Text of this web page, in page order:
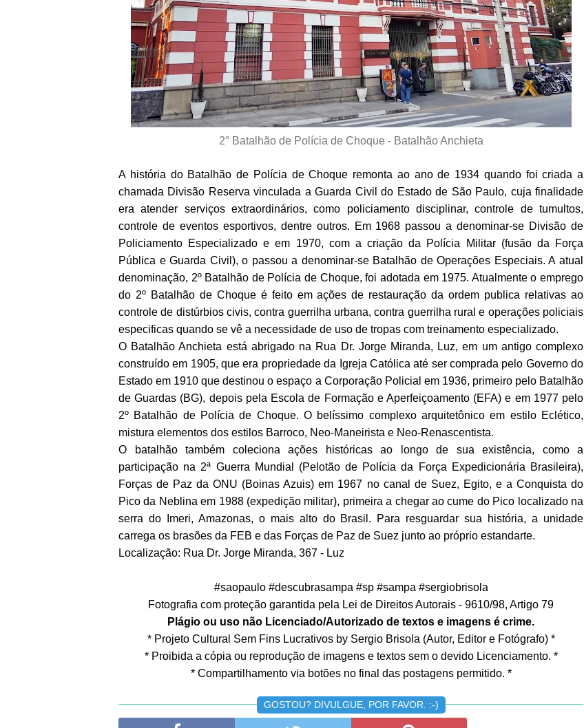
2° Batalhão de Polícia de Choque - Batalhão Anchieta
A história do Batalhão de Polícia de Choque remonta ao ano de 1934 quando foi criada a
chamada Divisão Reserva vinculada a Guarda Civil do Estado de São Paulo, cuja finalidade
era atender serviços extraordinários, como policiamento disciplinar, controle de tumultos,
controle de eventos esportivos, dentre outros. Em 1968 passou a denominar-se Divisão de
Policiamento Especializado e em 1970, com a criação da Polícia Militar (fusão da Força
Pública e Guarda Civil), o passou a denominar-se Batalhão de Operações Especiais. A atual
denominação, 2º Batalhão de Polícia de Choque, foi adotada em 1975. Atualmente o emprego
do 2º Batalhão de Choque é feito em ações de restauração da ordem publica relativas ao
controle de distúrbios civis, contra guerrilha urbana, contra guerrilha rural e operações policiais
especificas quando se vê a necessidade de uso de tropas com treinamento especializado.
O Batalhão Anchieta está abrigado na Rua Dr. Jorge Miranda, Luz, em um antigo complexo
construído em 1905, que era propriedade da Igreja Católica até ser comprada pelo Governo do
Estado em 1910 que destinou o espaço a Corporação Policial em 1936, primeiro pelo Batalhão
de Guardas (BG), depois pela Escola de Formação e Aperfeiçoamento (EFA) e em 1977 pelo
2º Batalhão de Polícia de Choque. O belíssimo complexo arquitetônico em estilo Eclético,
mistura elementos dos estilos Barroco, Neo-Maneirista e Neo-Renascentista.
O batalhão também coleciona ações históricas ao longo de sua existência, como a
participação na 2ª Guerra Mundial (Pelotão de Polícia da Força Expedicionária Brasileira),
Forças de Paz da ONU (Boinas Azuis) em 1967 no canal de Suez, Egito, e a Conquista do
Pico da Neblina em 1988 (expedição militar), primeira a chegar ao cume do Pico localizado na
serra do Imeri, Amazonas, o mais alto do Brasil. Para resguardar sua história, a unidade
carrega os brasões da FEB e das Forças de Paz de Suez junto ao próprio estandarte.
Localização: Rua Dr. Jorge Miranda, 367 - Luz
#saopaulo #descubrasampa #sp #sampa #sergiobrisola
Fotografia com proteção garantida pela Lei de Direitos Autorais - 9610/98, Artigo 79
Plágio ou uso não Licenciado/Autorizado de textos e imagens é crime.
* Projeto Cultural Sem Fins Lucrativos by Sergio Brisola (Autor, Editor e Fotógrafo) *
* Proibida a cópia ou reprodução de imagens e textos sem o devido Licenciamento. *
* Compartilhamento via botões no final das postagens permitido. *
GOSTOU? DIVULGUE, POR FAVOR. :-)